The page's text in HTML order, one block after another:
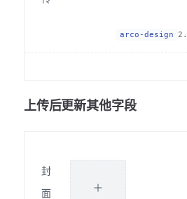
arco-design
上传后更新其他字段
封
面